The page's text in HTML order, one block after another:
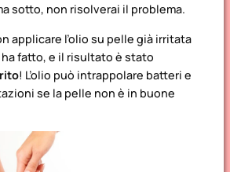
sotto, non risolverai il problema.
applicare l’olio su pelle già irritata
fatto, e il risultato è stato
! L’olio può intrappolare batteri e
se la pelle non è in buone